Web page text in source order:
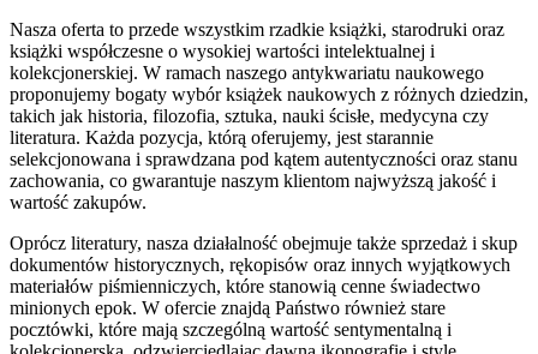
Nasza oferta to przede wszystkim rzadkie książki, starodruki oraz
książki współczesne o wysokiej wartości intelektualnej i
kolekcjonerskiej. W ramach naszego antykwariatu naukowego
proponujemy bogaty wybór książek naukowych z różnych dziedzin,
takich jak historia, filozofia, sztuka, nauki ścisłe, medycyna czy
literatura. Każda pozycja, którą oferujemy, jest starannie
selekcjonowana i sprawdzana pod kątem autentyczności oraz stanu
zachowania, co gwarantuje naszym klientom najwyższą jakość i
wartość zakupów.
Oprócz literatury, nasza działalność obejmuje także sprzedaż i skup
dokumentów historycznych, rękopisów oraz innych wyjątkowych
materiałów piśmienniczych, które stanowią cenne świadectwo
minionych epok. W ofercie znajdą Państwo również stare
pocztówki, które mają szczególną wartość sentymentalną i